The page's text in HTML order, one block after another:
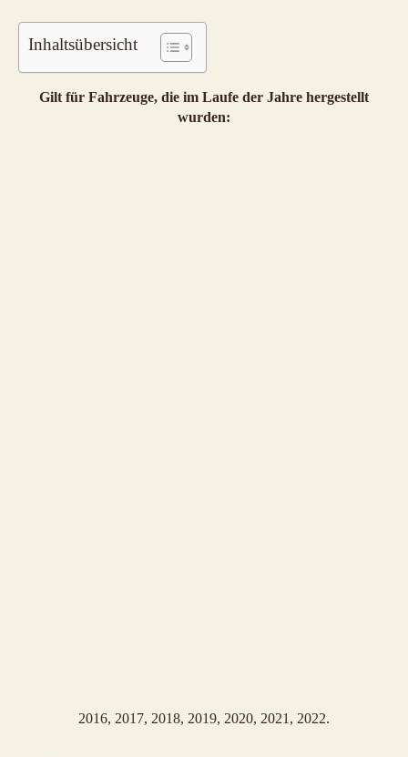
Inhaltsübersicht
Gilt für Fahrzeuge, die im Laufe der Jahre hergestellt
wurden:
2016, 2017, 2018, 2019, 2020, 2021, 2022.